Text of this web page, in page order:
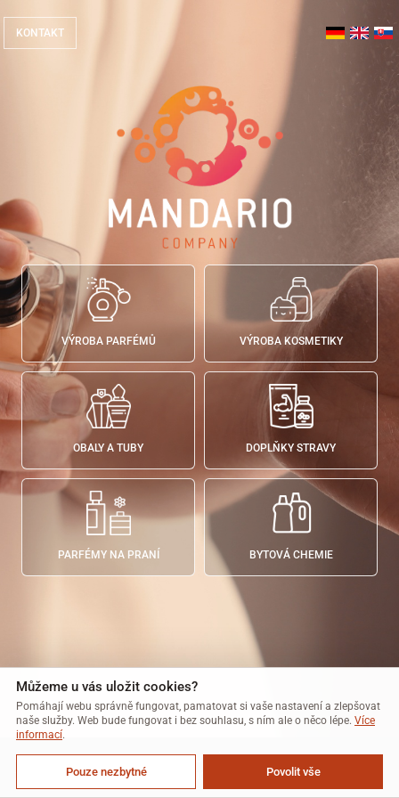
KONTAKT
Mandario Company
VÝROBA PARFÉMŮ VÝROBA KOSMETIKY
OBALY A TUBY DOPLŇKY STRAVY
PARFÉMY NA PRANÍ BYTOVÁ CHEMIE
REFERENCEGALERIEAKTUALITYSPOLUPRÁCELEGISLATIVAKONTAKT
ZÁSADY OCHRANY OSOBNÍCH ÚDAJŮ
Můžeme u vás uložit cookies?
Pomáhají webu správně fungovat, pamatovat si vaše nastavení a zlepšovat
naše služby. Web bude fungovat i bez souhlasu, s ním ale o něco lépe. Více
informací.
Pouze nezbytné Povolit vše